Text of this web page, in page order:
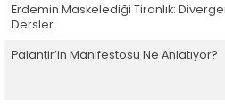
Erdemin Maskelediği Tiranlık:
Dersler
Palantir’in Manifestosu Ne Anlatıyor?